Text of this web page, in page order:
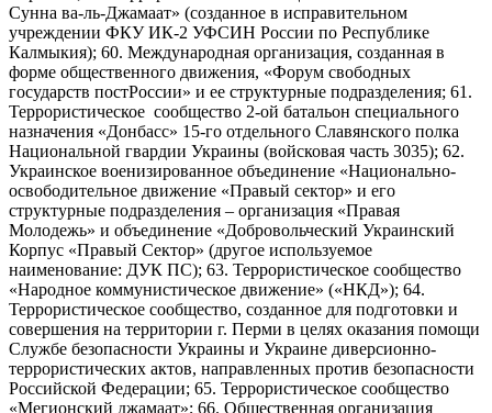
Сунна ва-ль-Джамаат» (созданное в исправительном
учреждении ФКУ ИК-2 УФСИН России по Республике
Калмыкия); 60. Международная организация, созданная в
форме общественного движения, «Форум свободных
государств постРоссии» и ее структурные подразделения; 61.
Террористическое сообщество 2-ой батальон специального
назначения «Донбасс» 15-го отдельного Славянского полка
Национальной гвардии Украины (войсковая часть 3035); 62.
Украинское военизированное объединение «Национально-
освободительное движение «Правый сектор» и его
структурные подразделения – организация «Правая
Молодежь» и объединение «Добровольческий Украинский
Корпус «Правый Сектор» (другое используемое
наименование: ДУК ПС); 63. Террористическое сообщество
«Народное коммунистическое движение» («НКД»); 64.
Террористическое сообщество, созданное для подготовки и
совершения на территории г. Перми в целях оказания помощи
Службе безопасности Украины и Украине диверсионно-
террористических актов, направленных против безопасности
Российской Федерации; 65. Террористическое сообщество
«Мегионский джамаат»; 66. Общественная организация